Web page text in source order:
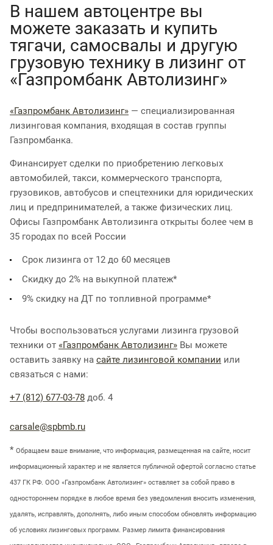
В нашем автоцентре вы
можете заказать и купить
тягачи, самосвалы и другую
грузовую технику в лизинг от
«Газпромбанк Автолизинг»
«Газпромбанк Автолизинг» — специализированная
лизинговая компания, входящая в состав группы
Газпромбанка.
Финансирует сделки по приобретению легковых
автомобилей, такси, коммерческого транспорта,
грузовиков, автобусов и спецтехники для юридических
лиц и предпринимателей, а также физических лиц.
Офисы Газпромбанк Автолизинга открыты более чем в
35 городах по всей России
Срок лизинга от 12 до 60 месяцев
Скидку до 2% на выкупной платеж*
9% скидку на ДТ по топливной программе*
Чтобы воспользоваться услугами лизинга грузовой
техники от «Газпромбанк Автолизинг» Вы можете
оставить заявку на сайте лизинговой компании или
связаться с нами:
+7 (812) 677-03-78 доб. 4
carsale@spbmb.ru
* Обращаем ваше внимание, что информация, размещенная на сайте, носит
информационный характер и не является публичной офертой согласно статье
437 ГК РФ. ООО «Газпромбанк Автолизинг» оставляет за собой право в
одностороннем порядке в любое время без уведомления вносить изменения,
удалять, исправлять, дополнять, либо иным способом обновлять информацию
об условиях лизинговых программ. Размер лимита финансирования